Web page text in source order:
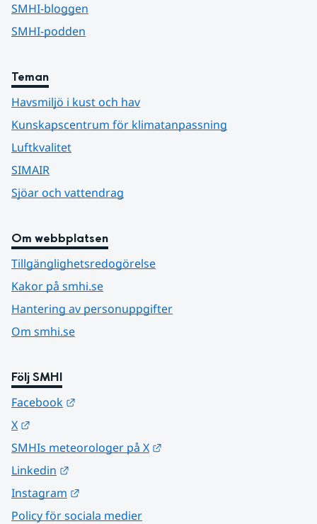
SMHI-bloggen
SMHI-podden
Teman
Havsmiljö i kust och hav
Kunskapscentrum för klimatanpassning
Luftkvalitet
SIMAIR
Sjöar och vattendrag
Om webbplatsen
Tillgänglighetsredogörelse
Kakor på smhi.se
Hantering av personuppgifter
Om smhi.se
Följ SMHI
Facebook
X
SMHIs meteorologer på X
Linkedin
Instagram
Policy för sociala medier